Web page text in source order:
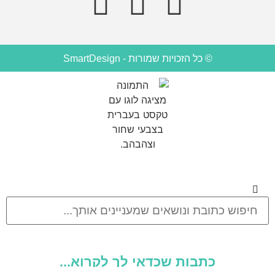
© כל הזכויות שמורות - SmartDesign
כתבות שכדאי לך לקרוא...